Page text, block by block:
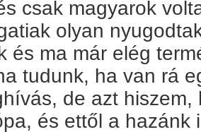
csak magyarok
olyan
és ma már elég
tudunk, ha van rá
de azt
és ettől a hazánk